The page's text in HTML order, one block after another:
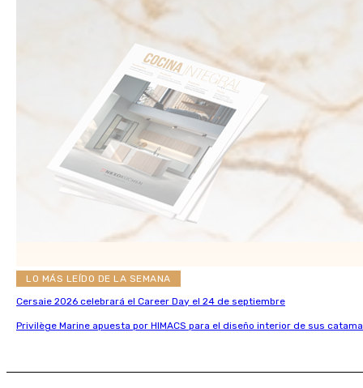
LO MÁS LEÍDO DE LA SEMANA
Cersaie 2026 celebrará el Career Day el 24 de septiembre
Privilège Marine apuesta por HIMACS para el diseño interior de sus